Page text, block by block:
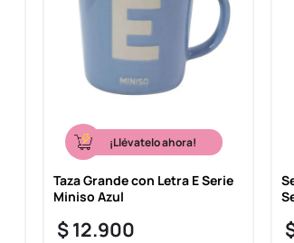
¡Llévatelo ahora!
Taza Grande con Letra E Serie
Miniso Azul
$12.900